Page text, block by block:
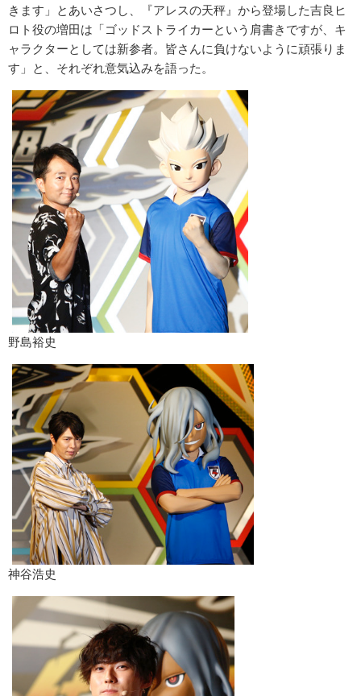
きます」とあいさつし、『アレスの天秤』から登場した吉良ヒ
ロト役の増田は「ゴッドストライカーという肩書きですが、キ
ャラクターとしては新参者。皆さんに負けないように頑張りま
す」と、それぞれ意気込みを語った。
野島裕史
神谷浩史